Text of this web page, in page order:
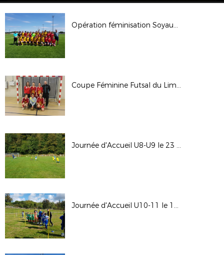
Opération féminisation Soyaux / St Etienne - dimanche 12 août 2018 à Guéret
Coupe Féminine Futsal du Limousin le 6 janvier 2018 à Bourganeuf
Journée d'Accueil U8-U9 le 23 septembre 2017 à Sardent
Journée d'Accueil U10-11 le 16 septembre 2017 à Ste Feyre